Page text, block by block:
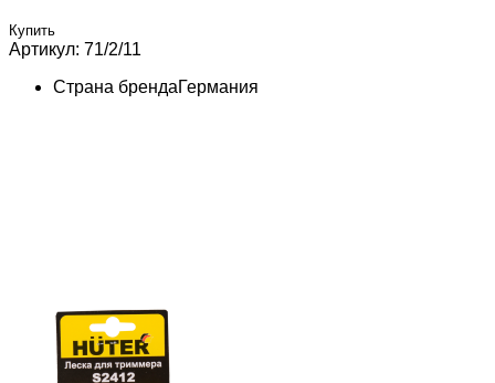
Купить
Артикул: 71/2/11
Страна брендаГермания